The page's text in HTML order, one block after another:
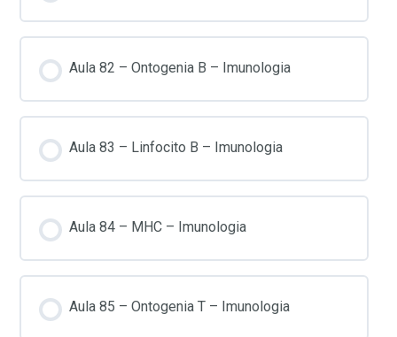
Aula 82 – Ontogenia B – Imunologia
Aula 83 – Linfocito B – Imunologia
Aula 84 – MHC – Imunologia
Aula 85 – Ontogenia T – Imunologia